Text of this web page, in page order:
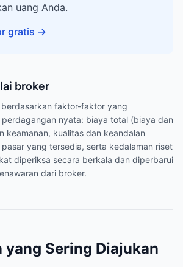
uang Anda.
gratis →
broker
faktor-faktor yang
perdagangan nyata: biaya total (biaya dan
keamanan, kualitas dan keandalan
yang tersedia, serta kedalaman riset
diperiksa secara berkala dan diperbarui
dari broker.
yang Sering Diajukan